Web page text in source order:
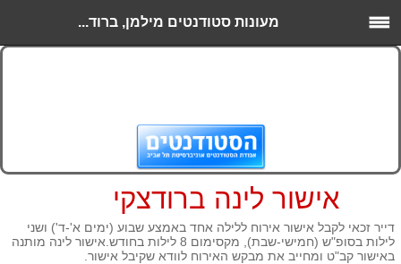
מעונות סטודנטים מילמן, ברוד...
דייר זכאי לקבל אישור אירוח ללילה אחד באמצע שבוע (ימים א'-ד') ושני
לילות בסופ"ש (חמישי-שבת), מקסימום 8 לילות בחודש.אישור לינה מותנה
באישור קב"ט ומחייב את מבקש האירוח לוודא שקיבל אישור.
אישור לינה ברודצקי